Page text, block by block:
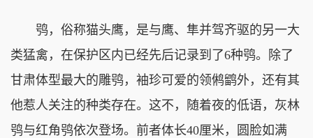
鸮，俗称猫头鹰，是与鹰、隼并驾齐驱的另一大
类猛禽，在保护区内已经先后记录到了6种鸮。除了
甘肃体型最大的雕鸮，袖珍可爱的领鸺鹠外，还有其
他惹人关注的种类存在。这不，随着夜的低语，灰林
鸮与红角鸮依次登场。前者体长40厘米，圆脸如满